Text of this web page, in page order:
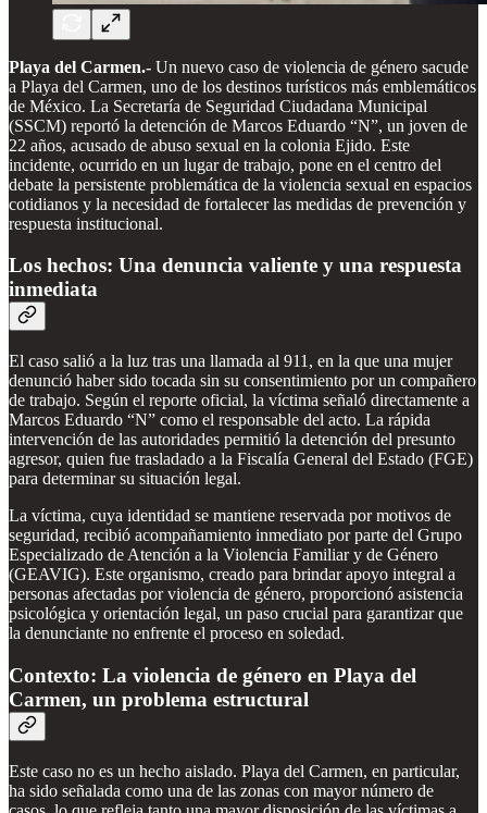
Playa del Carmen.- Un nuevo caso de violencia de género sacude
a Playa del Carmen, uno de los destinos turísticos más emblemáticos
de México. La Secretaría de Seguridad Ciudadana Municipal
(SSCM) reportó la detención de Marcos Eduardo “N”, un joven de
22 años, acusado de abuso sexual en la colonia Ejido. Este
incidente, ocurrido en un lugar de trabajo, pone en el centro del
debate la persistente problemática de la violencia sexual en espacios
cotidianos y la necesidad de fortalecer las medidas de prevención y
respuesta institucional.
Los hechos: Una denuncia valiente y una respuesta
inmediata
El caso salió a la luz tras una llamada al 911, en la que una mujer
denunció haber sido tocada sin su consentimiento por un compañero
de trabajo. Según el reporte oficial, la víctima señaló directamente a
Marcos Eduardo “N” como el responsable del acto. La rápida
intervención de las autoridades permitió la detención del presunto
agresor, quien fue trasladado a la Fiscalía General del Estado (FGE)
para determinar su situación legal.
La víctima, cuya identidad se mantiene reservada por motivos de
seguridad, recibió acompañamiento inmediato por parte del Grupo
Especializado de Atención a la Violencia Familiar y de Género
(GEAVIG). Este organismo, creado para brindar apoyo integral a
personas afectadas por violencia de género, proporcionó asistencia
psicológica y orientación legal, un paso crucial para garantizar que
la denunciante no enfrente el proceso en soledad.
Contexto: La violencia de género en Playa del
Carmen, un problema estructural
Este caso no es un hecho aislado. Playa del Carmen, en particular,
ha sido señalada como una de las zonas con mayor número de